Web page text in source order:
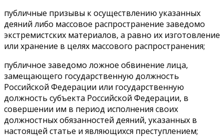
публичные призывы к осуществлению указанных
деяний либо массовое распространение заведомо
экстремистских материалов, а равно их изготовление
или хранение в целях массового распространения;
публичное заведомо ложное обвинение лица,
замещающего государственную должность
Российской Федерации или государственную
должность субъекта Российской Федерации, в
совершении им в период исполнения своих
должностных обязанностей деяний, указанных в
настоящей статье и являющихся преступлением;